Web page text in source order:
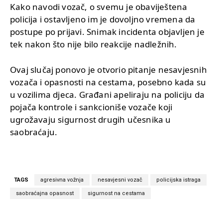
Kako navodi vozač, o svemu je obaviještena
policija i ostavljeno im je dovoljno vremena da
postupe po prijavi. Snimak incidenta objavljen je
tek nakon što nije bilo reakcije nadležnih.
Ovaj slučaj ponovo je otvorio pitanje nesavjesnih
vozača i opasnosti na cestama, posebno kada su
u vozilima djeca. Građani apeliraju na policiju da
pojača kontrole i sankcioniše vozače koji
ugrožavaju sigurnost drugih učesnika u
saobraćaju.
TAGS agresivna vožnja nesavjesni vozač policijska istraga
saobraćajna opasnost sigurnost na cestama